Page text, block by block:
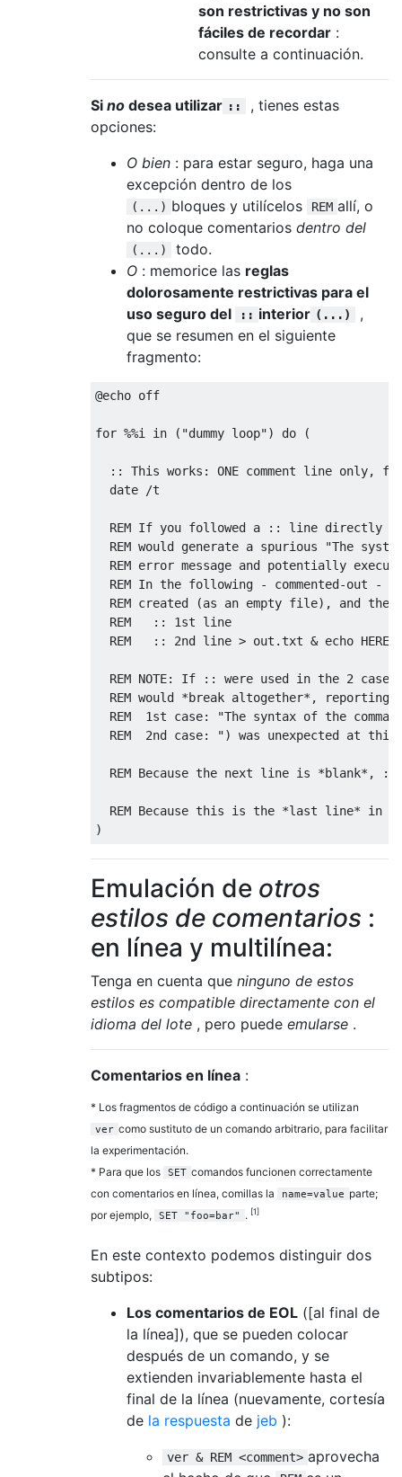
son restrictivas y no son
fáciles de recordar :
consulte a continuación.
Si no desea utilizar ::
, tienes estas
opciones:
O bien : para estar seguro, haga una
excepción dentro de los
(...) bloques y utilícelos REM allí, o
no coloque comentarios dentro del
(...)
todo.
O : memorice las reglas
dolorosamente restrictivas para el
uso seguro del
:: interior (...)
,
que se resumen en el siguiente
fragmento:
@echo off
for %%i in ("dummy loop") do (
:: This works: ONE comment line only,
  date /t
REM If you followed a :: line directly
REM would generate a spurious "The
REM error message and potentially
REM In the following - commented-out -
REM created (as an empty file), and the
  REM   :: 1st line
  REM   :: 2nd line > out.txt & echo HERE
REM NOTE: If :: were used in the 2
  REM would *break altogether*, reporting:
REM  1st case: "The syntax of the
REM  2nd case: ") was unexpected at this
REM Because the next line is *blank*,
REM Because this is the *last line* in
Emulación de otros
estilos de comentarios :
en línea y multilínea:
Tenga en cuenta que ninguno de estos
estilos es compatible directamente con el
idioma del lote , pero puede emularse .
Comentarios en línea :
* Los fragmentos de código a continuación se utilizan
ver como sustituto de un comando arbitrario, para facilitar
la experimentación.
* Para que los
SET comandos funcionen correctamente
con comentarios en línea, comillas la
name=value parte;
por ejemplo,
SET "foo=bar" . [1]
En este contexto podemos distinguir dos
subtipos:
Los comentarios de EOL ([al final de
la línea]), que se pueden colocar
después de un comando, y se
extienden invariablemente hasta el
final de la línea (nuevamente, cortesía
de la respuesta de jeb ):
ver & REM <comment> aprovecha